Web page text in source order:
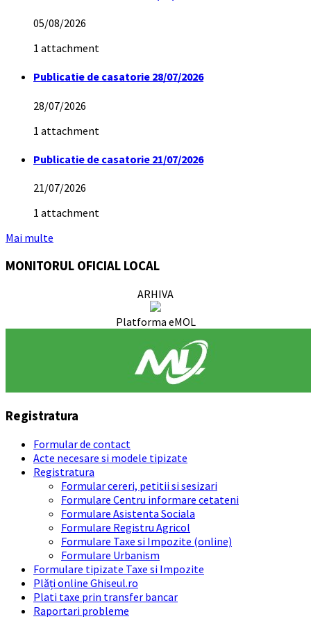
05/08/2026
1 attachment
Publicatie de casatorie 28/07/2026
28/07/2026
1 attachment
Publicatie de casatorie 21/07/2026
21/07/2026
1 attachment
Mai multe
MONITORUL OFICIAL LOCAL
ARHIVA
Platforma eMOL
Registratura
Formular de contact
Acte necesare si modele tipizate
Registratura
Formular cereri, petitii si sesizari
Formulare Centru informare cetateni
Formulare Asistenta Sociala
Formulare Registru Agricol
Formulare Taxe si Impozite (online)
Formulare Urbanism
Formulare tipizate Taxe si Impozite
Plăți online Ghiseul.ro
Plati taxe prin transfer bancar
Raportari probleme